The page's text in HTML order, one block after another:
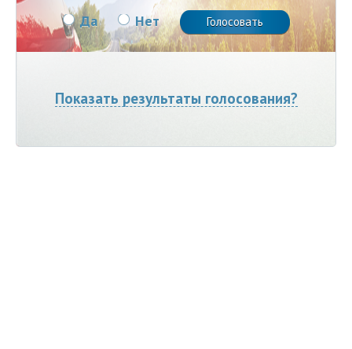
Да Нет
Показать результаты голосования?